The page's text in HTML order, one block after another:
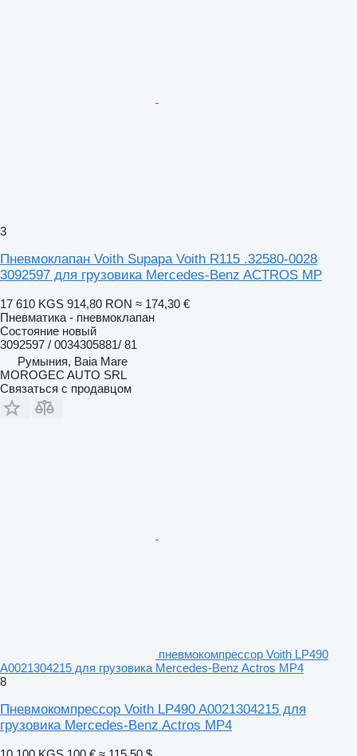
3
Пневмоклапан Voith Supapa Voith R115 .32580-0028
3092597 для грузовика Mercedes-Benz ACTROS MP
17 610 KGS 914,80 RON ≈ 174,30 €
Пневматика - пневмоклапан
Состояние новый
3092597 / 0034305881/ 81
Румыния, Baia Mare
MOROGEC AUTO SRL
Связаться с продавцом
пневмокомпрессор Voith LP490
A0021304215 для грузовика Mercedes-Benz Actros MP4
8
Пневмокомпрессор Voith LP490 A0021304215 для
грузовика Mercedes-Benz Actros MP4